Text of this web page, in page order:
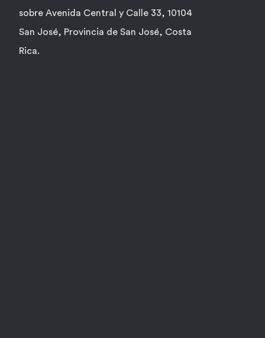
sobre Avenida Central y Calle 33, 10104
San José, Provincia de San José, Costa
Rica.